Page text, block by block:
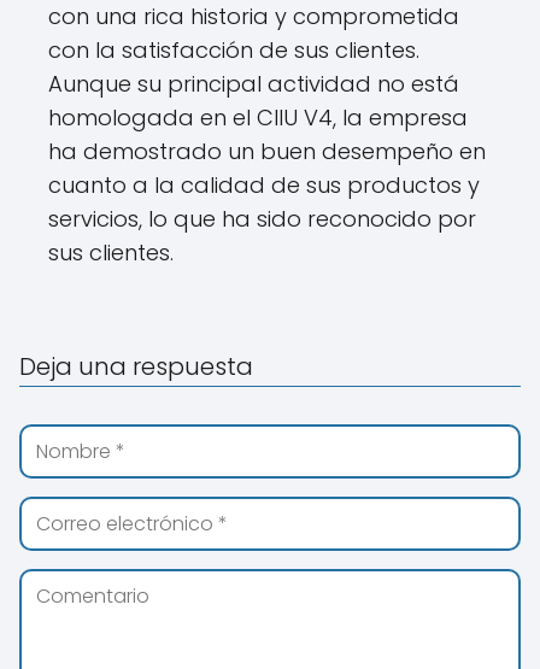
con una rica historia y comprometida
con la satisfacción de sus clientes.
Aunque su principal actividad no está
homologada en el CIIU V4, la empresa
ha demostrado un buen desempeño en
cuanto a la calidad de sus productos y
servicios, lo que ha sido reconocido por
sus clientes.
Deja una respuesta